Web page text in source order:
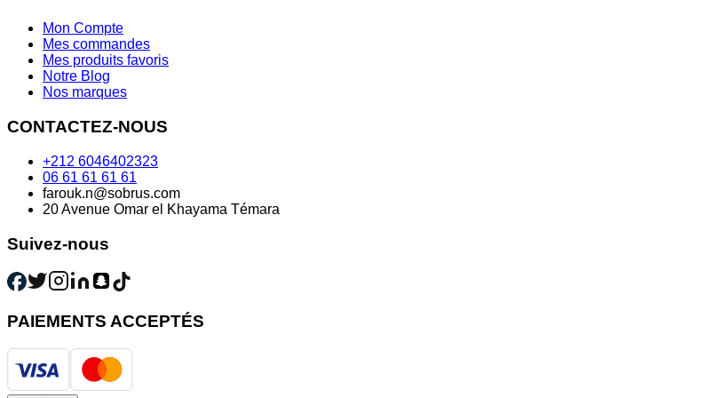
Mon Compte
Mes commandes
Mes produits favoris
Notre Blog
Nos marques
CONTACTEZ-NOUS
+212 6046402323
06 61 61 61 61
farouk.n@sobrus.com
20 Avenue Omar el Khayama Témara
Suivez-nous
PAIEMENTS ACCEPTÉS